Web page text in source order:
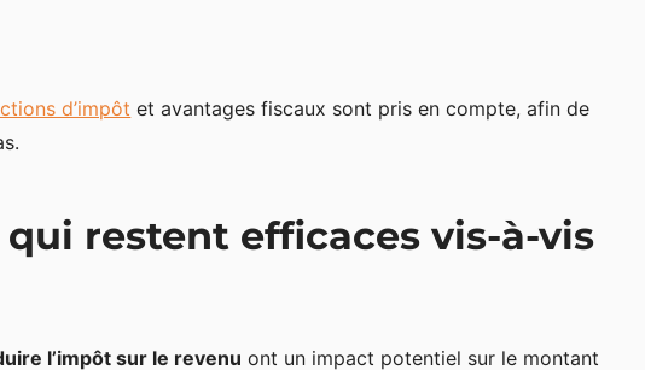
d’impôt et avantages fiscaux sont pris en compte, afin de
restent efficaces vis-à-vis
l’impôt sur le revenu ont un impact potentiel sur le montant